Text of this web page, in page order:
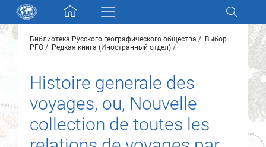
Skip navigation
Разделы и коллекции
Электронный каталог
Новости
Найти
Библиотека Русского географического общества
Выбор
РГО
Редкая книга (Иностранный отдел)
Histoire generale des
voyages, ou, Nouvelle
collection de toutes les